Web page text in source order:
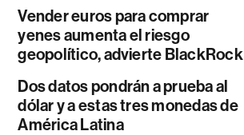
Vender euros para comprar
yenes aumenta el riesgo
geopolítico, advierte BlackRock
Dos datos pondrán a prueba al
dólar y a estas tres monedas de
América Latina